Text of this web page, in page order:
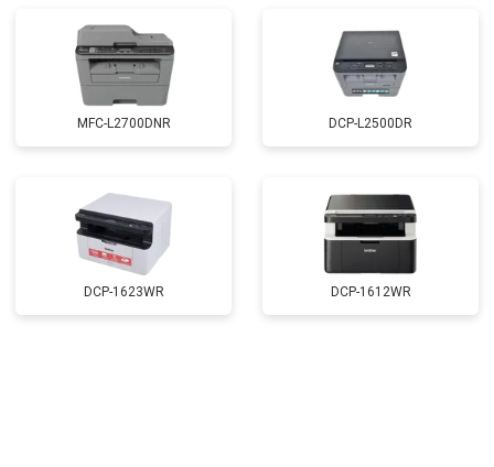
MFC-L2700DNR DCP-L2500DR
DCP-1623WR DCP-1612WR